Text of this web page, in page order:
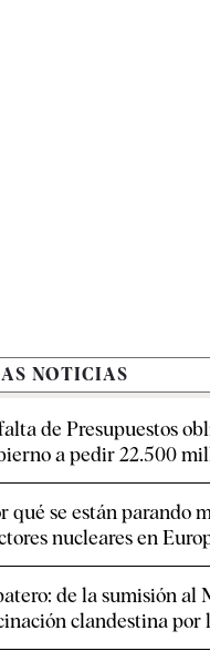
NOTICIAS
de Presupuestos
a pedir 22.500
qué se están parando
nucleares en
de la sumisión al
clandestina por